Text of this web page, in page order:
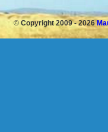
© Copyright 2009 - 2026